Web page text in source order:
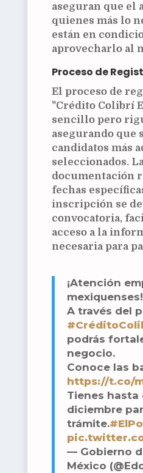
aseguran que el
quienes más lo
están en
aprovecharlo al
Proceso de
El proceso de
"Crédito Colibrí
sencillo pero
asegurando que
candidatos más
seleccionados.
documentación
fechas
inscripción se
convocatoria,
acceso a la
necesaria para
¡Atención
mexiquenses!
A través del
podrás
negocio.
Conoce las
https://t.co/
Tienes hasta
diciembre
trámite.
— Gobierno
México